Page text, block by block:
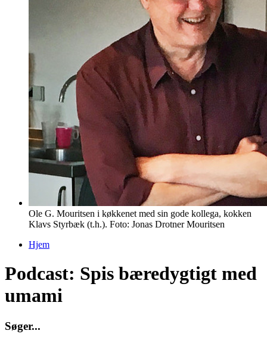
Ole G. Mouritsen i køkkenet med sin gode kollega, kokken
Klavs Styrbæk (t.h.). Foto: Jonas Drotner Mouritsen
Hjem
Podcast: Spis bæredygtigt med
umami
Søger...